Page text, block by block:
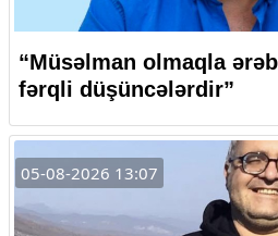
“Müsəlman olmaqla
fərqli düşüncələrdir”
05-08-2026 13:07